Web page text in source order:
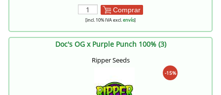
Comprar
[incl. 10% IVA excl.envío]
Doc's OG x Purple Punch 100% (3)
Ripper Seeds
-15%